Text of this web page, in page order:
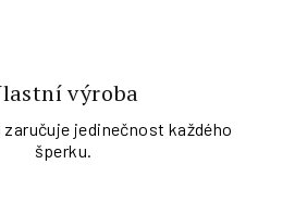
výroba
jedinečnost každého
šperku.